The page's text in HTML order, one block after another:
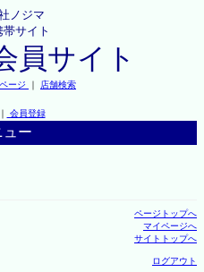
ノジマ
帯サイト
員サイト
ージ ｜ 店舗検索
｜ 会員登録
ュー
ページトップへ
マイページへ
サイトトップへ
ログアウト